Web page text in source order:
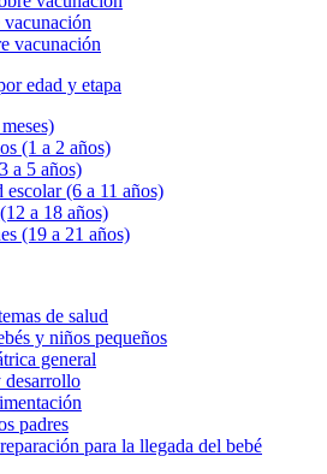
vacunación
edad y etapa
(1 a 2 años)
a 5 años)
escolar (6 a 11 años)
a 18 años)
(19 a 21 años)
de salud
y niños pequeños
general
padres
para la llegada del bebé